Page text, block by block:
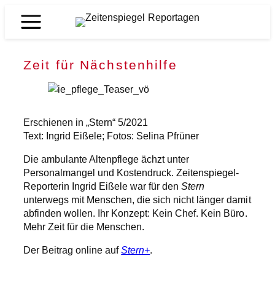
Inhalt
Zeitenspiegel
Zeit für Nächstenhilfe
Erschienen in „Stern“ 5/2021
Text: Ingrid Eißele; Fotos: Selina Pfrüner
Die ambulante Altenpflege ächzt unter
Personalmangel und Kostendruck. Zeitenspiegel-
Reporterin Ingrid Eißele war für denStern
unterwegs mit Menschen, die sich nicht länger damit
abfinden wollen. Ihr Konzept: Kein Chef. Kein Büro.
Mehr Zeit für die Menschen.
Der Beitrag online aufStern+.